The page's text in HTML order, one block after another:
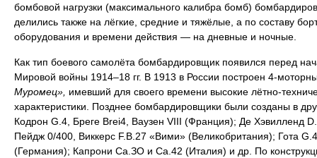
бомбовой нагрузки (максимального калибра бомб)
делились также на лёгкие, средние и тяжёлые, а по составу
оборудования и времени действия — на дневные и ночные.
Как тип боевого самолёта бомбардировщик появился перед
Мировой войны 1914–18 гг. В 1913 в России построен 4-
Муромец», имевший для своего времени высокие лётно-
характеристики. Позднее бомбардировщики были созданы в
Кодрон G.4, Бреге Brei4, Ваузен VIII (Франция); Де Хэвилленд
Пейдж 0/400, Виккерс F.B.27 «Вими» (Великобритания); Гота
(Германия); Капрони Са.ЗО и Са.42 (Италия) и др. По